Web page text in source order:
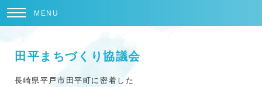
MENU
田平まちづくり協議会
長崎県平戸市田平町に密着した